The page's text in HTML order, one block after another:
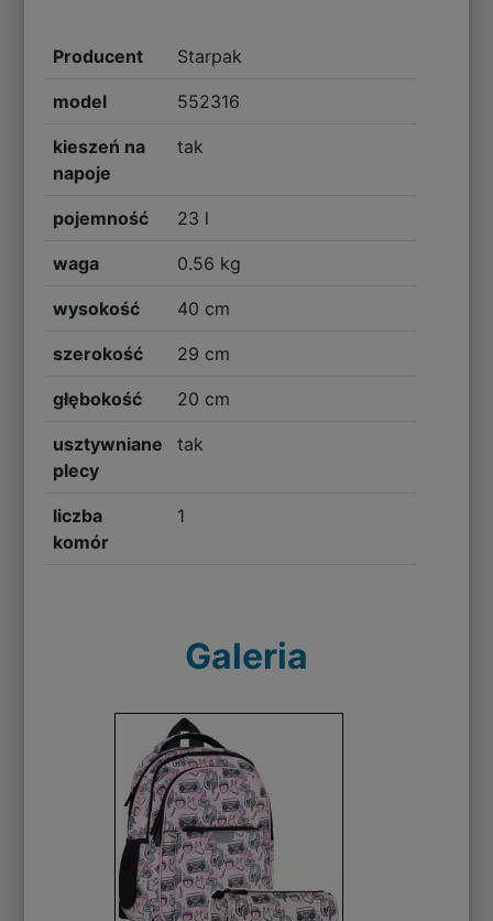
Producent Starpak
model 552316
kieszeń na
napoje
tak
pojemność 23 l
waga 0.56 kg
wysokość 40 cm
szerokość 29 cm
głębokość 20 cm
usztywniane
plecy
tak
liczba
komór
1
Galeria